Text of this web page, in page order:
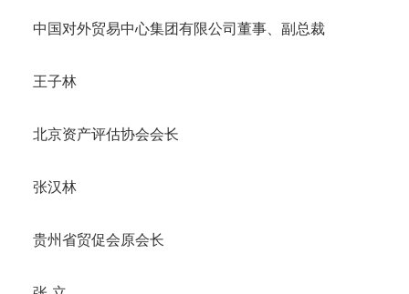
中国对外贸易中心集团有限公司董事、副总裁
王子林
北京资产评估协会会长
张汉林
贵州省贸促会原会长